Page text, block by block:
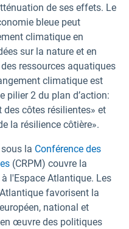
de ses effets. Le
bleue peut
climatique en
sur la nature et en
ressources aquatiques
climatique est
pilier 2 du plan d’action:
des côtes résilientes» et
la résilience côtière».
sous la Conférence des
(CRPM) couvre la
l'Espace Atlantique. Les
favorisent la
national et
œuvre des politiques